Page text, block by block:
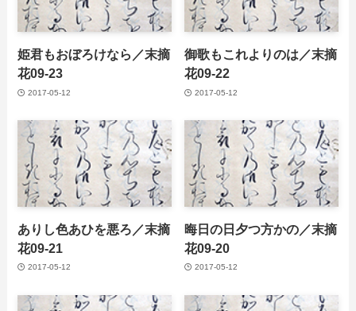
姫君もおぼろけなら／末摘
花09-23
2017-05-12
御歌もこれよりのは／末摘
花09-22
2017-05-12
ありし色あひを悪ろ／末摘
花09-21
2017-05-12
晦日の日夕つ方かの／末摘
花09-20
2017-05-12